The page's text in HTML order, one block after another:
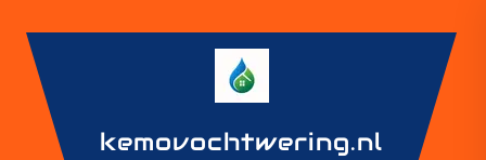
content
kemovochtwering.nl